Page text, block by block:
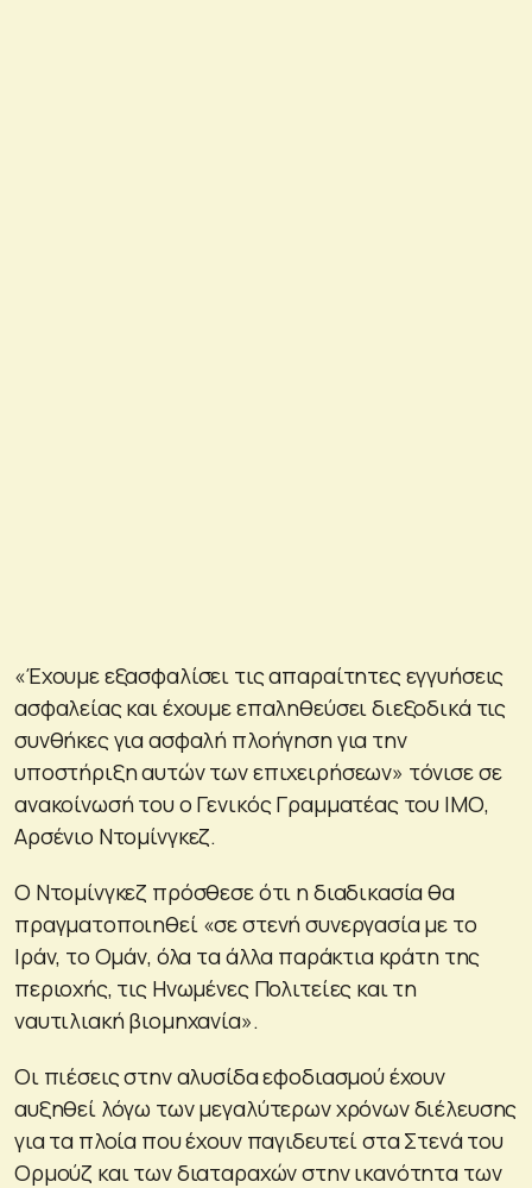
«Έχουμε εξασφαλίσει τις απαραίτητες εγγυήσεις
ασφαλείας και έχουμε επαληθεύσει διεξοδικά τις
συνθήκες για ασφαλή πλοήγηση για την
υποστήριξη αυτών των επιχειρήσεων» τόνισε σε
ανακοίνωσή του ο Γενικός Γραμματέας του ΙΜΟ,
Αρσένιο Ντομίνγκεζ.
Ο Ντομίνγκεζ πρόσθεσε ότι η διαδικασία θα
πραγματοποιηθεί «σε στενή συνεργασία με το
Ιράν, το Ομάν, όλα τα άλλα παράκτια κράτη της
περιοχής, τις Ηνωμένες Πολιτείες και τη
ναυτιλιακή βιομηχανία».
Οι πιέσεις στην αλυσίδα εφοδιασμού έχουν
αυξηθεί λόγω των μεγαλύτερων χρόνων διέλευσης
για τα πλοία που έχουν παγιδευτεί στα Στενά του
Ορμούζ και των διαταραχών στην ικανότητα των